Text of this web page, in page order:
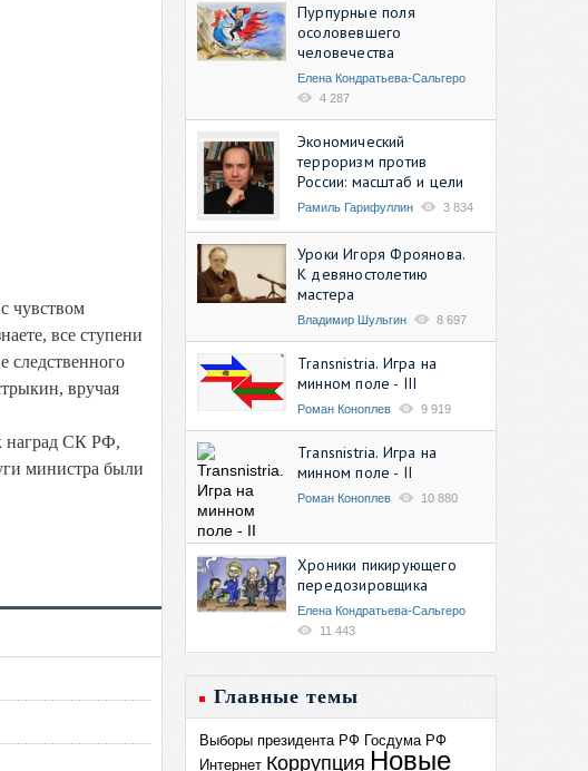
чувством
все ступени
следственного
вручая
наград СК РФ,
министра были
Пурпурные поля
осоловевшего
человечества
Елена Кондратьева-Сальгеро
4 287
Экономический
терроризм против
России: масштаб и цели
Рамиль Гарифуллин 3 834
Уроки Игоря Фроянова.
К девяностолетию
мастера
Владимир Шульгин 8 697
Transnistria. Игра на
минном поле - III
Роман Коноплев 9 919
Transnistria. Игра на
минном поле - II
Роман Коноплев 10 880
Хроники пикирующего
передозировщика
Елена Кондратьева-Сальгеро
11 443
Главные темы
Выборы президента РФ Госдума РФ
Интернет Коррупция Новые